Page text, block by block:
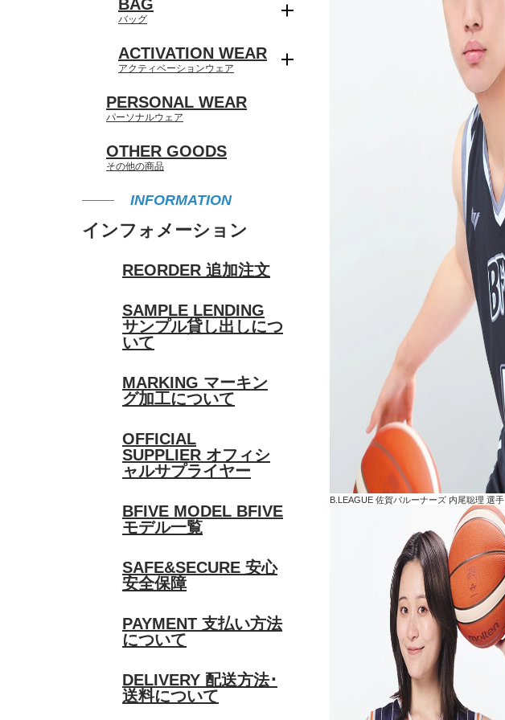
BAG
バッグ
ACTIVATION WEAR
アクティベーションウェア
PERSONAL WEAR
パーソナルウェア
OTHER GOODS
その他の商品
INFORMATION
インフォメーション
REORDER 追加注文
SAMPLE LENDING
サンプル貸し出しにつ
いて
MARKING マーキン
グ加工について
OFFICIAL
SUPPLIER オフィシ
ャルサプライヤー
BFIVE MODEL BFIVE
モデル一覧
SAFE&SECURE 安心
安全保障
PAYMENT 支払い方法
について
DELIVERY 配送方法･
送料について
B.LEAGUE 佐賀バルーナーズ 内尾聡理 選手